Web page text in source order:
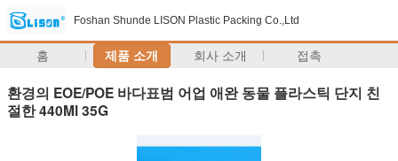
Foshan Shunde LISON Plastic Packing Co.,Ltd
홈 제품 소개 회사 소개 접촉
환경의 EOE/POE 바다표범 어업 애완 동물 플라스틱 단지 친
절한 440Ml 35G